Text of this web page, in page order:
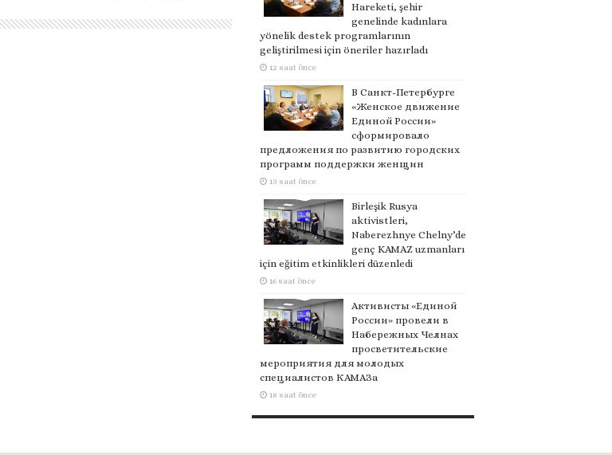
Hareketi, şehir
genelinde kadınlara
yönelik destek programlarının
geliştirilmesi için öneriler hazırladı
12 saat önce
В Санкт-Петербурге
«Женское движение
Единой России»
сформировало
предложения по развитию городских
программ поддержки женщин
13 saat önce
Birleşik Rusya
aktivistleri,
Naberezhnye Chelny’de
genç KAMAZ uzmanları
için eğitim etkinlikleri düzenledi
16 saat önce
Активисты «Единой
России» провели в
Набережных Челнах
просветительские
мероприятия для молодых
специалистов КАМАЗа
18 saat önce